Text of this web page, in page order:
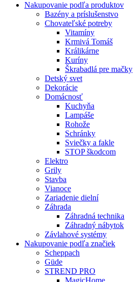
Nakupovanie podľa produktov
Bazény a príslušenstvo
Chovateľské potreby
Vitamíny
Krmivá Tomáš
Králikárne
Kuríny
Škrabadlá pre mačky
Detský svet
Dekorácie
Domácnosť
Kuchyňa
Lampáše
Rohože
Schránky
Sviečky a fakle
STOP škodcom
Elektro
Grily
Stavba
Vianoce
Zariadenie dielní
Záhrada
Záhradná technika
Záhradný nábytok
Závlahové systémy
Nakupovanie podľa značiek
Scheppach
Güde
STREND PRO
MagicHome